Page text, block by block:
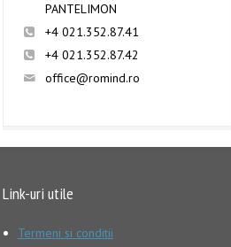
PANTELIMON
+4 021.352.87.41
+4 021.352.87.42
office@romind.ro
Link-uri utile
Termeni si conditii